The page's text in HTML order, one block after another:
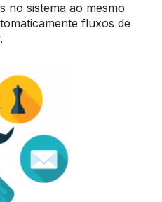
no sistema ao mesmo
fluxos de